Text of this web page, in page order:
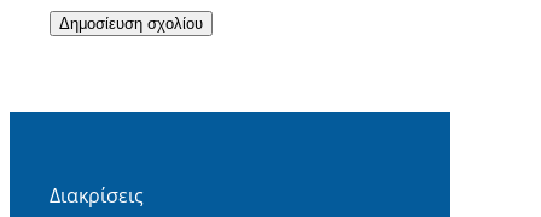
Διακρίσεις